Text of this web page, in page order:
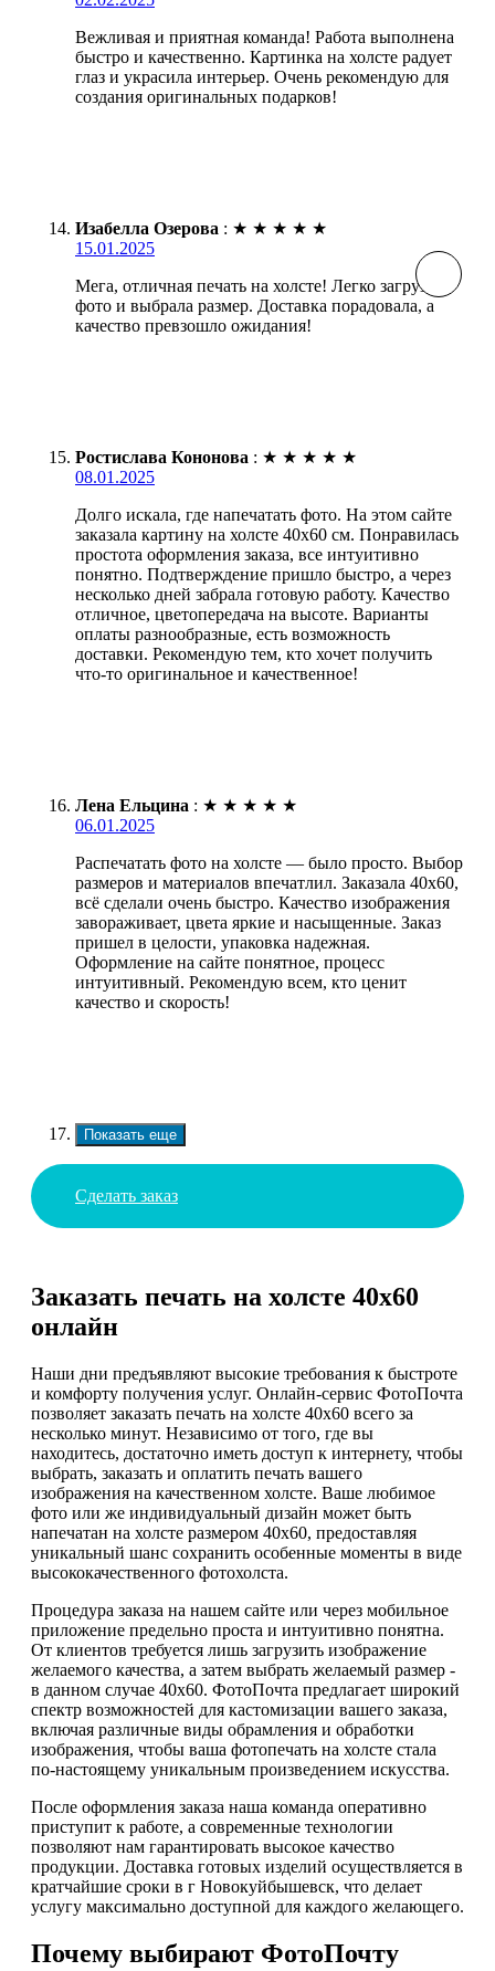
Вежливая и приятная команда! Работа выполнена
быстро и качественно. Картинка на холсте радует
глаз и украсила интерьер. Очень рекомендую для
создания оригинальных подарков!
Изабелла Озерова : ★ ★ ★ ★ ★
15.01.2025
Мега, отличная печать на холсте! Легко загрузила
фото и выбрала размер. Доставка порадовала, а
качество превзошло ожидания!
Ростислава Кононова : ★ ★ ★ ★ ★
08.01.2025
Долго искала, где напечатать фото. На этом сайте
заказала картину на холсте 40х60 см. Понравилась
простота оформления заказа, все интуитивно
понятно. Подтверждение пришло быстро, а через
несколько дней забрала готовую работу. Качество
отличное, цветопередача на высоте. Варианты
оплаты разнообразные, есть возможность
доставки. Рекомендую тем, кто хочет получить
что-то оригинальное и качественное!
Лена Ельцина : ★ ★ ★ ★ ★
06.01.2025
Распечатать фото на холсте — было просто. Выбор
размеров и материалов впечатлил. Заказала 40х60,
всё сделали очень быстро. Качество изображения
завораживает, цвета яркие и насыщенные. Заказ
пришел в целости, упаковка надежная.
Оформление на сайте понятное, процесс
интуитивный. Рекомендую всем, кто ценит
качество и скорость!
Показать еще
Сделать заказ
Заказать печать на холсте 40х60
онлайн
Наши дни предъявляют высокие требования к быстроте
и комфорту получения услуг. Онлайн-сервис ФотоПочта
позволяет заказать печать на холсте 40х60 всего за
несколько минут. Независимо от того, где вы
находитесь, достаточно иметь доступ к интернету, чтобы
выбрать, заказать и оплатить печать вашего
изображения на качественном холсте. Ваше любимое
фото или же индивидуальный дизайн может быть
напечатан на холсте размером 40х60, предоставляя
уникальный шанс сохранить особенные моменты в виде
высококачественного фотохолста.
Процедура заказа на нашем сайте или через мобильное
приложение предельно проста и интуитивно понятна.
От клиентов требуется лишь загрузить изображение
желаемого качества, а затем выбрать желаемый размер -
в данном случае 40х60. ФотоПочта предлагает широкий
спектр возможностей для кастомизации вашего заказа,
включая различные виды обрамления и обработки
изображения, чтобы ваша фотопечать на холсте стала
по-настоящему уникальным произведением искусства.
После оформления заказа наша команда оперативно
приступит к работе, а современные технологии
позволяют нам гарантировать высокое качество
продукции. Доставка готовых изделий осуществляется в
кратчайшие сроки в г Новокуйбышевск, что делает
услугу максимально доступной для каждого желающего.
Почему выбирают ФотоПочту